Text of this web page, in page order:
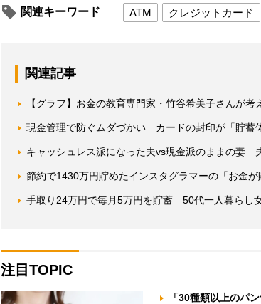
関連キーワード ATM クレジットカード
関連記事
【グラフ】お金の教育専門家・竹谷希美子さんが考
現金管理で防ぐムダづかい カードの封印が「貯蓄
キャッシュレス派になった夫vs現金派のままの妻
節約で1430万円貯めたインスタグラマーの「お金が
手取り24万円で毎月5万円を貯蓄 50代一人暮らし
注目TOPIC
「30種類以上のパ